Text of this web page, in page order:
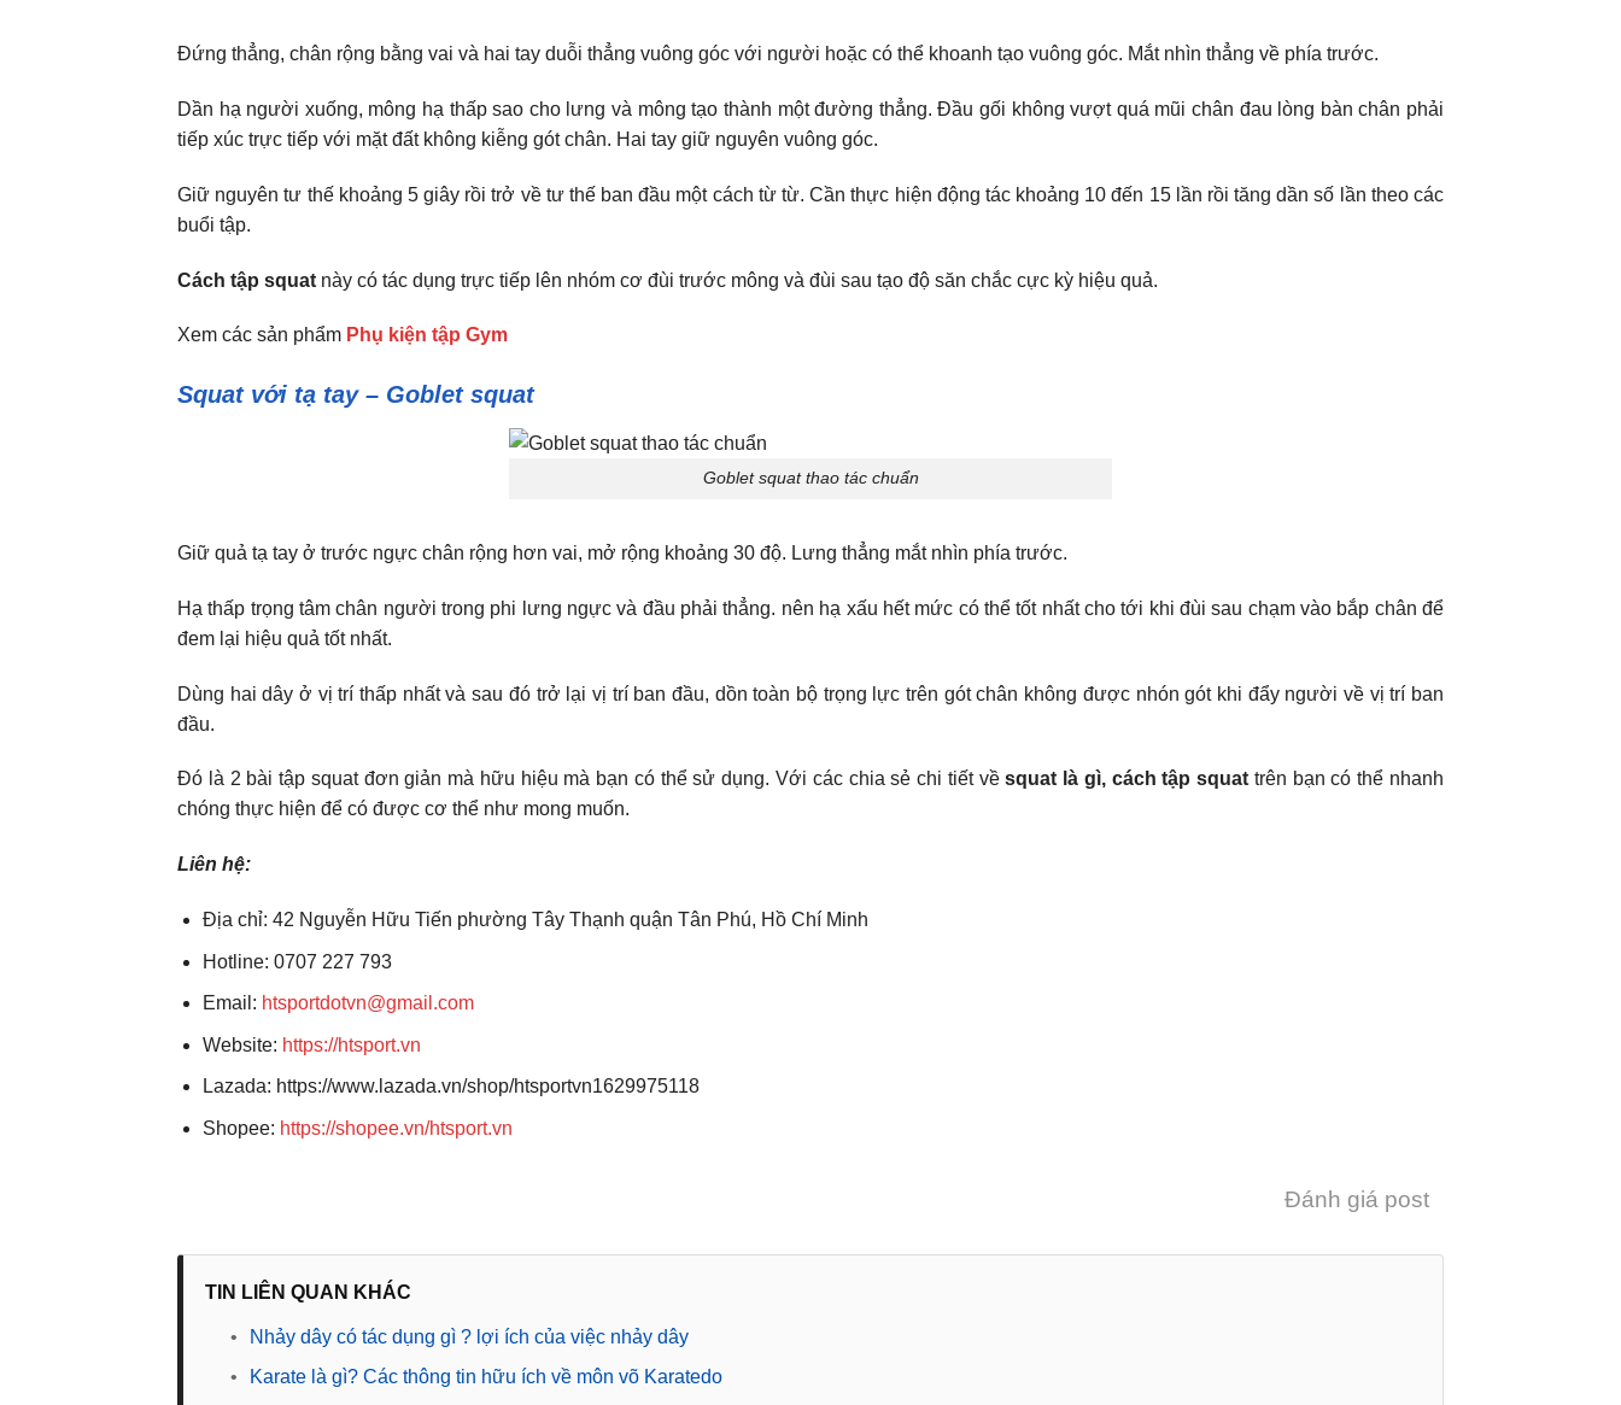
Đứng thẳng, chân rộng bằng vai và hai tay duỗi thẳng vuông góc với người hoặc có thể khoanh tạo vuông góc. Mắt nhìn thẳng về phía trước.
Dần hạ người xuống, mông hạ thấp sao cho lưng và mông tạo thành một đường thẳng. Đầu gối không vượt quá mũi chân đau lòng bàn chân phải
tiếp xúc trực tiếp với mặt đất không kiễng gót chân. Hai tay giữ nguyên vuông góc.
Giữ nguyên tư thế khoảng 5 giây rồi trở về tư thế ban đầu một cách từ từ. Cần thực hiện động tác khoảng 10 đến 15 lần rồi tăng dần số lần theo các
buổi tập.
Cách tập squat này có tác dụng trực tiếp lên nhóm cơ đùi trước mông và đùi sau tạo độ săn chắc cực kỳ hiệu quả.
Xem các sản phẩm Phụ kiện tập Gym
Squat với tạ tay – Goblet squat
Goblet squat thao tác chuẩn
Giữ quả tạ tay ở trước ngực chân rộng hơn vai, mở rộng khoảng 30 độ. Lưng thẳng mắt nhìn phía trước.
Hạ thấp trọng tâm chân người trong phi lưng ngực và đầu phải thẳng. nên hạ xấu hết mức có thể tốt nhất cho tới khi đùi sau chạm vào bắp chân để
đem lại hiệu quả tốt nhất.
Dùng hai dây ở vị trí thấp nhất và sau đó trở lại vị trí ban đầu, dồn toàn bộ trọng lực trên gót chân không được nhón gót khi đẩy người về vị trí ban
đầu.
Đó là 2 bài tập squat đơn giản mà hữu hiệu mà bạn có thể sử dụng. Với các chia sẻ chi tiết vềsquat là gì, cách tập squattrên bạn có thể nhanh
chóng thực hiện để có được cơ thể như mong muốn.
Liên hệ:
Địa chỉ: 42 Nguyễn Hữu Tiến phường Tây Thạnh quận Tân Phú, Hồ Chí Minh
Hotline: 0707 227 793
Email: htsportdotvn@gmail.com
Website: https://htsport.vn
Lazada: https://www.lazada.vn/shop/htsportvn1629975118
Shopee: https://shopee.vn/htsport.vn
Đánh giá post
TIN LIÊN QUAN KHÁC
•
Nhảy dây có tác dụng gì ? lợi ích của việc nhảy dây
•
Karate là gì? Các thông tin hữu ích về môn võ Karatedo